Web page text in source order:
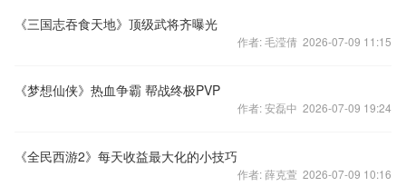
《三国志吞食天地》顶级武将齐曝光
作者: 毛滢倩 2026-07-09 11:15
《梦想仙侠》热血争霸 帮战终极PVP
作者: 安磊中 2026-07-09 19:24
《全民西游2》每天收益最大化的小技巧
作者: 薛克萱 2026-07-09 10:16